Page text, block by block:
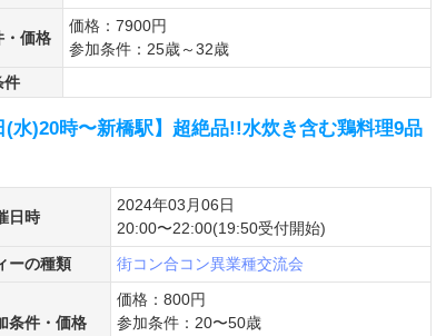
・価格
価格：7900円
参加条件：25歳～32歳
件
水)20時〜新橋駅】超絶品!!水炊き含む鶏料理9品
日時
2024年03月06日
20:00〜22:00(19:50受付開始)
ーの種類
街コン合コン異業種交流会
条件・価格
価格：800円
参加条件：20〜50歳